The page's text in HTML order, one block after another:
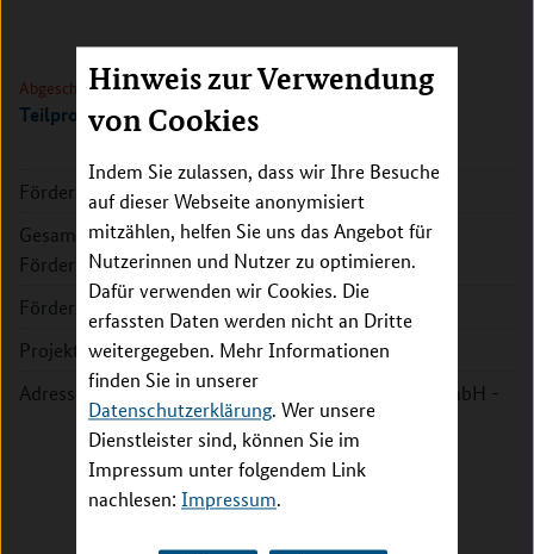
Hinweis zur Verwendung
von Cookies
Indem Sie zulassen, dass wir Ihre Besuche
auf dieser Webseite anonymisiert
mitzählen, helfen Sie uns das Angebot für
Nutzerinnen und Nutzer zu optimieren.
Dafür verwenden wir Cookies. Die
erfassten Daten werden nicht an Dritte
weitergegeben. Mehr Informationen
finden Sie in unserer
Datenschutzerklärung. Wer unsere
Dienstleister sind, können Sie im
Impressum unter folgendem Link
nachlesen: Impressum.
Abgeschlossen
Teilprojekt Jülich
Förderkennzeichen:
031A302C
Gesamte
Fördersumme:
737.724 EUR
Förderzeitraum:
Projektleitung:
Prof. Dr. Michael Bott
Adresse:
Forschungszentrum Jülich GmbH -
Institut für Bio- und
Geowissenschaften (IBG) -
Biotechnologie (IBG-1)
Wilhelm-Johnen-Str.